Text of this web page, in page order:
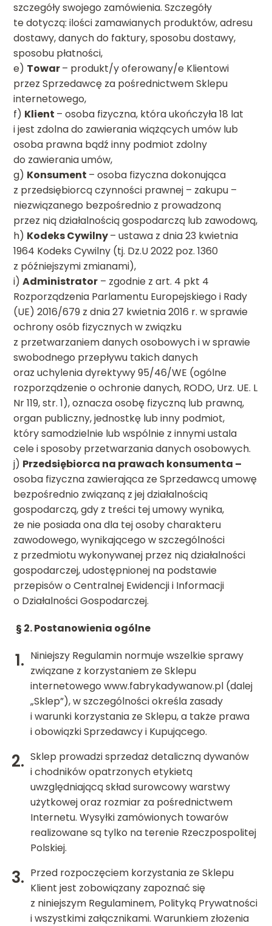
szczegóły swojego zamówienia. Szczegóły
te dotyczą: ilości zamawianych produktów, adresu
dostawy, danych do faktury, sposobu dostawy,
sposobu płatności,
e) Towar– produkt/y oferowany/e Klientowi
przez Sprzedawcę za pośrednictwem Sklepu
internetowego,
f) Klient – osoba fizyczna, która ukończyła 18 lat
i jest zdolna do zawierania wiążących umów lub
osoba prawna bądź inny podmiot zdolny
do zawierania umów,
g) Konsument – osoba fizyczna dokonująca
z przedsiębiorcą czynności prawnej – zakupu –
niezwiązanego bezpośrednio z prowadzoną
przez nią działalnością gospodarczą lub zawodową,
h) Kodeks Cywilny– ustawa z dnia 23 kwietnia
1964 Kodeks Cywilny (tj. Dz.U 2022 poz. 1360
z późniejszymi zmianami),
i)Administrator – zgodnie z art. 4 pkt 4
Rozporządzenia Parlamentu Europejskiego i Rady
(UE) 2016/679 z dnia 27 kwietnia 2016 r. w sprawie
ochrony osób fizycznych w związku
z przetwarzaniem danych osobowych i w sprawie
swobodnego przepływu takich danych
oraz uchylenia dyrektywy 95/46/WE (ogólne
rozporządzenie o ochronie danych, RODO, Urz. UE. L
Nr 119, str. 1), oznacza osobę fizyczną lub prawną,
organ publiczny, jednostkę lub inny podmiot,
który samodzielnie lub wspólnie z innymi ustala
cele i sposoby przetwarzania danych osobowych.
j) Przedsiębiorca na prawach konsumenta –
osoba fizyczna zawierająca ze Sprzedawcą umowę
bezpośrednio związaną z jej działalnością
gospodarczą, gdy z treści tej umowy wynika,
że nie posiada ona dla tej osoby charakteru
zawodowego, wynikającego w szczególności
z przedmiotu wykonywanej przez nią działalności
gospodarczej, udostępnionej na podstawie
przepisów o Centralnej Ewidencji i Informacji
o Działalności Gospodarczej.
§ 2.Postanowienia ogólne
Niniejszy Regulamin normuje wszelkie sprawy
związane z korzystaniem ze Sklepu
internetowego www.fabrykadywanow.pl (dalej
„Sklep”), w szczególności określa zasady
i warunki korzystania ze Sklepu, a także prawa
i obowiązki Sprzedawcy i Kupującego.
Sklep prowadzi sprzedaż detaliczną dywanów
i chodników opatrzonych etykietą
uwzględniającą skład surowcowy warstwy
użytkowej oraz rozmiar za pośrednictwem
Internetu. Wysyłki zamówionych towarów
realizowane są tylko na terenie Rzeczpospolitej
Polskiej.
Przed rozpoczęciem korzystania ze Sklepu
Klient jest zobowiązany zapoznać się
z niniejszym Regulaminem, Polityką Prywatności
i wszystkimi załącznikami. Warunkiem złożenia